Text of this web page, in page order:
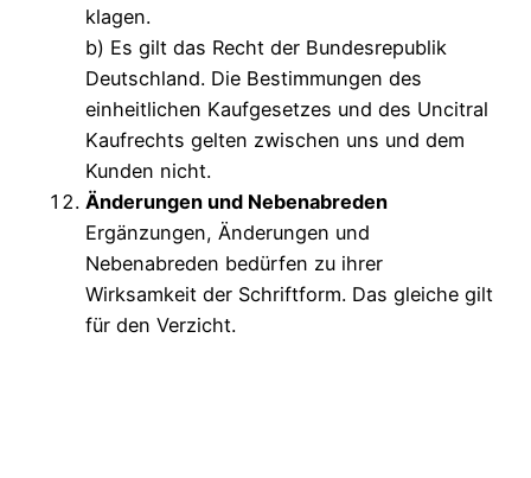
klagen.
b) Es gilt das Recht der Bundesrepublik
Deutschland. Die Bestimmungen des
einheitlichen Kaufgesetzes und des Uncitral
Kaufrechts gelten zwischen uns und dem
Kunden nicht.
Änderungen und Nebenabreden
Ergänzungen, Änderungen und
Nebenabreden bedürfen zu ihrer
Wirksamkeit der Schriftform. Das gleiche gilt
für den Verzicht.